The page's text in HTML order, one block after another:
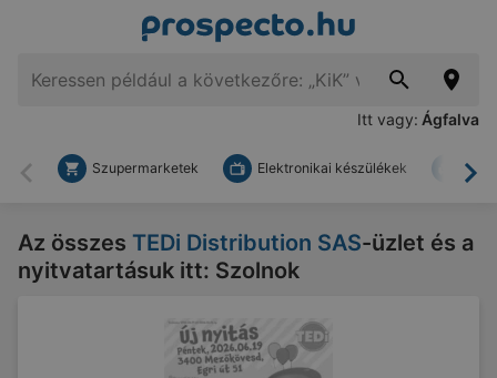
Itt vagy: Ágfalva
Vissza
Szupermarketek Elektronikai készülékek
Az összes TEDi Distribution SAS-üzlet és a
nyitvatartásuk itt: Szolnok